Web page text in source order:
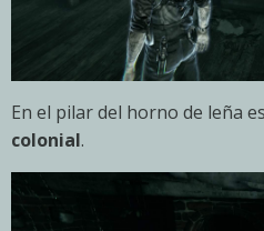
En el pilar del horno de leña
colonial.